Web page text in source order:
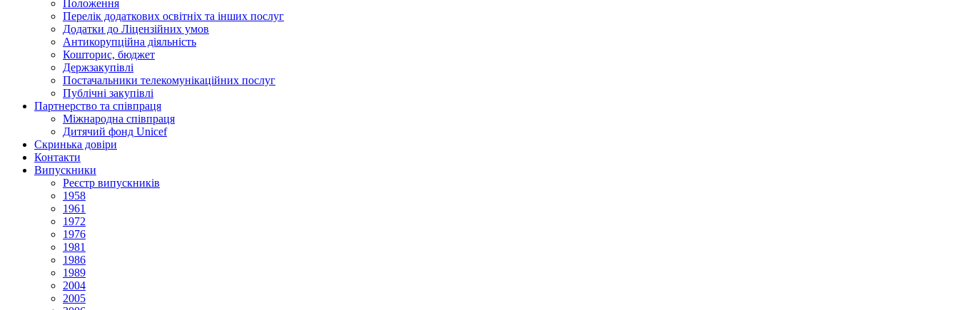
Положення
Перелік додаткових освітніх та інших послуг
Додатки до Ліцензійних умов
Антикорупційна діяльність
Кошторис, бюджет
Держзакупiвлi
Постачальники телекомунікаційних послуг
Публічні закупівлі
Партнерство та співпраця
Міжнародна співпраця
Дитячий фонд Unicef
Скринька довіри
Контакти
Випускники
Реєстр випускників
1958
1961
1972
1976
1981
1986
1989
2004
2005